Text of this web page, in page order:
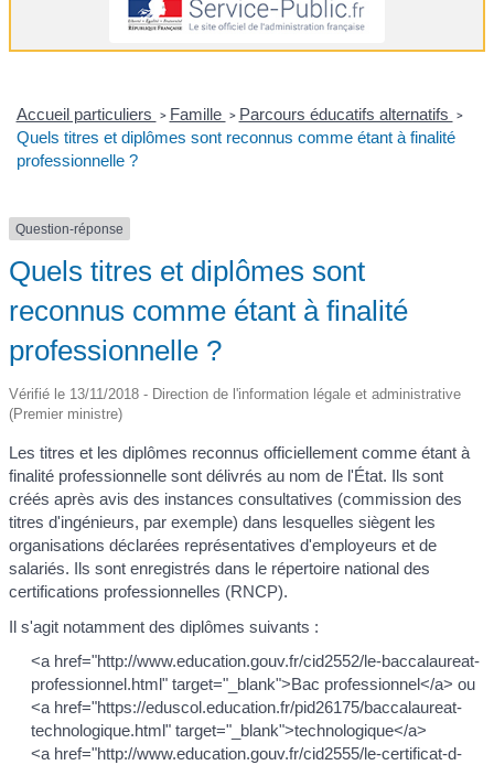
Accueil particuliers > Famille > Parcours éducatifs alternatifs >
Quels titres et diplômes sont reconnus comme étant à finalité
professionnelle ?
Question-réponse
Quels titres et diplômes sont
reconnus comme étant à finalité
professionnelle ?
Vérifié le 13/11/2018 - Direction de l'information légale et administrative
(Premier ministre)
Les titres et les diplômes reconnus officiellement comme étant à
finalité professionnelle sont délivrés au nom de l'État. Ils sont
créés après avis des instances consultatives (commission des
titres d'ingénieurs, par exemple) dans lesquelles siègent les
organisations déclarées représentatives d'employeurs et de
salariés. Ils sont enregistrés dans le répertoire national des
certifications professionnelles (RNCP).
Il s'agit notamment des diplômes suivants :
<a href="http://www.education.gouv.fr/cid2552/le-baccalaureat-
professionnel.html" target="_blank">Bac professionnel</a> ou
<a href="https://eduscol.education.fr/pid26175/baccalaureat-
technologique.html" target="_blank">technologique</a>
<a href="http://www.education.gouv.fr/cid2555/le-certificat-d-